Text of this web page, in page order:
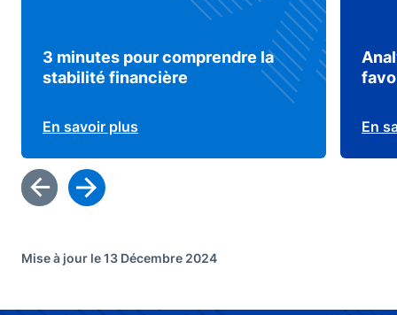
3 minutes pour comprendre la
stabilité financière
En savoir plus En
Mise à jour le 13 Décembre 2024